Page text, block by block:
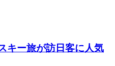
キー旅が訪日客に人気